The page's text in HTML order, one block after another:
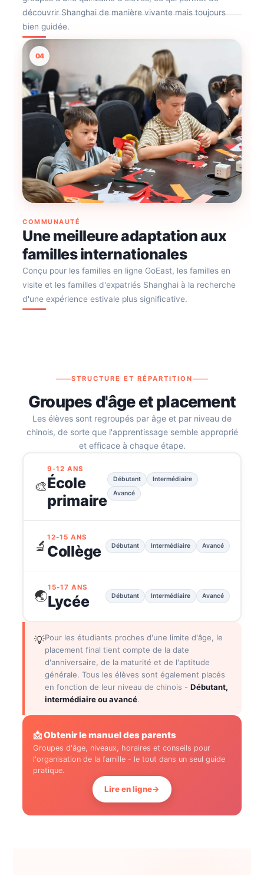
découvrir Shanghai de manière vivante mais toujours
bien guidée.
04
COMMUNAUTÉ
Une meilleure adaptation aux
familles internationales
Conçu pour les familles en ligne GoEast, les familles en
visite et les familles d'expatriés Shanghai à la recherche
d'une expérience estivale plus significative.
STRUCTURE ET RÉPARTITION
Groupes d'âge et placement
Les élèves sont regroupés par âge et par niveau de
chinois, de sorte que l'apprentissage semble approprié
et efficace à chaque étape.
🎨
9-12 ANS
École
primaire
Débutant
Intermédiaire
Avancé
🔬
12-15 ANS
Collège Débutant Intermédiaire Avancé
🌏
15-17 ANS
Lycée Débutant Intermédiaire Avancé
💡Pour les étudiants proches d'une limite d'âge, le
placement final tient compte de la date
d'anniversaire, de la maturité et de l'aptitude
générale. Tous les élèves sont également placés
en fonction de leur niveau de chinois -Débutant,
intermédiaire ou avancé.
📩 Obtenir le manuel des parents
Groupes d'âge, niveaux, horaires et conseils pour
l'organisation de la famille - le tout dans un seul guide
pratique.
Lire en ligne→